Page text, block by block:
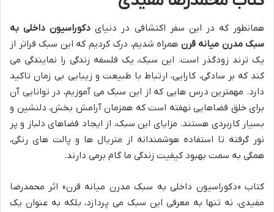
همانطور که در این سفر اکتشافی در دنیای دکوراسیون داخلی به
سبک مدرن میانه قرن همراه شدیم، درک کردیم که این سبک فراتر از
یک ترند زودگذر است. این سبک، یک فلسفه زندگی را نمایندگی می
کند که بر سادگی، کارایی، ارتباط با طبیعت و زیبایی بی زمان تاکید
دارد. مهمترین درس هایی که از این سبک می آموزیم، در توانایی آن
برای خلق فضاهایی نهفته است که همزمان آرامش بخش، دلنشین و
بسیار کاربردی هستند. مزایای این سبک، از ایجاد فضاهای دلباز و پر
نور گرفته تا استفاده هوشمندانه از متریال ها و پالت های رنگی،
همگی به سمت بهبود کیفیت زندگی ما گام برمی دارند.
کتاب «دکوراسیون داخلی به سبک مدرن میانه قرن» اثر محمدرضا
مفیدی، نه تنها به معرفی این سبک می پردازد، بلکه به عنوان یک